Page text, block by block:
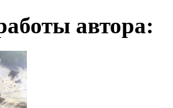
автора: